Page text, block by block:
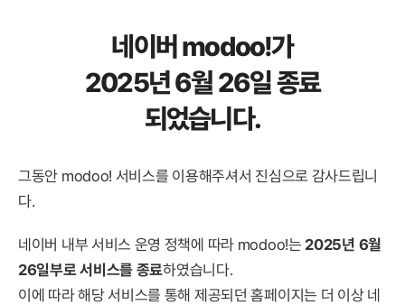
네이버 modoo!가
2025년 6월 26일 종료
되었습니다.
그동안 modoo! 서비스를 이용해주셔서 진심으로 감사드립니
다.
네이버 내부 서비스 운영 정책에 따라 modoo!는 2025년 6월
26일부로 서비스를 종료하였습니다.
이에 따라 해당 서비스를 통해 제공되던 홈페이지는 더 이상 네